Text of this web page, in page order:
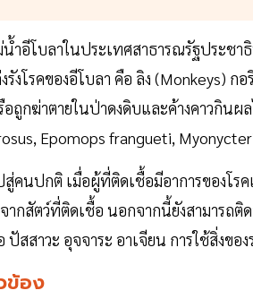
อีโบลาในประเทศสาธารณรัฐประชาธิ
โรคของอีโบลา คือ ลิง (Monkeys) ก
กฆ่าตายในป่าดงดิบและค้างคาวกินผ
Epomops frangueti,
คนปกติ เมื่อผู้ที่ติดเชื้อมีอาการของโร
ากสัตว์ที่ติดเชื้อ นอกจากนี้ยังสามารถ
สสาวะ อุจจาระ อาเจียน การใช้สิ่งข
ข้อง